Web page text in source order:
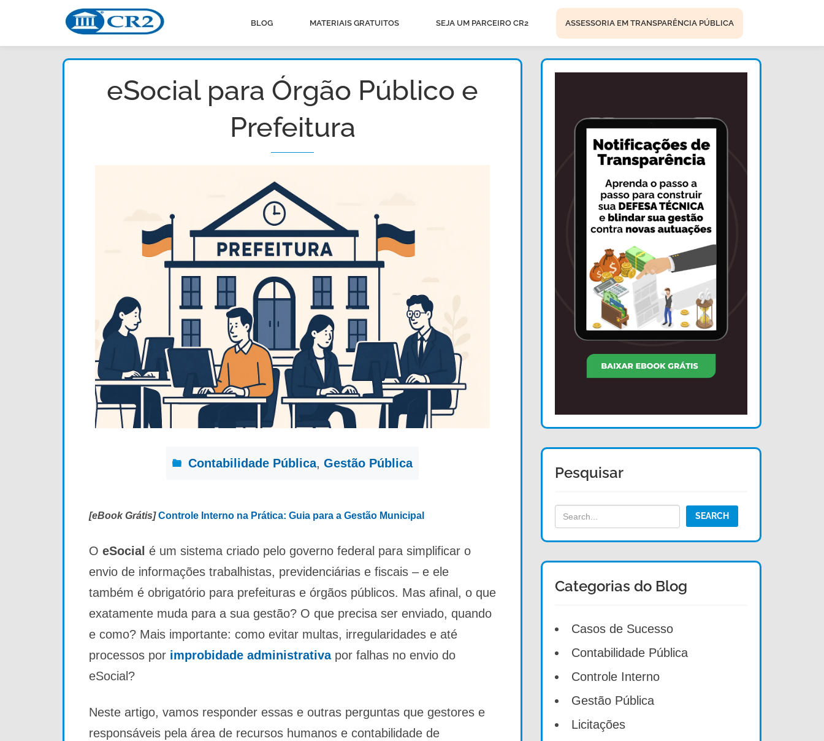
BLOG MATERIAIS GRATUITOS SEJA UM PARCEIRO CR2 ASSESSORIA EM TRANSPARÊNCIA PÚBLICA
eSocial para Órgão Público e
Prefeitura
Contabilidade Pública, Gestão Pública
[eBook Grátis]Controle Interno na Prática: Guia para a Gestão Municipal
O eSocial é um sistema criado pelo governo federal para simplificar o
envio de informações trabalhistas, previdenciárias e fiscais – e ele
também é obrigatório para prefeituras e órgãos públicos. Mas afinal, o que
exatamente muda para a sua gestão? O que precisa ser enviado, quando
e como? Mais importante: como evitar multas, irregularidades e até
processos por improbidade administrativapor falhas no envio do
eSocial?
Neste artigo, vamos responder essas e outras perguntas que gestores e
responsáveis pela área de recursos humanos e contabilidade de
Pesquisar
Categorias do Blog
Casos de Sucesso
Contabilidade Pública
Controle Interno
Gestão Pública
Licitações